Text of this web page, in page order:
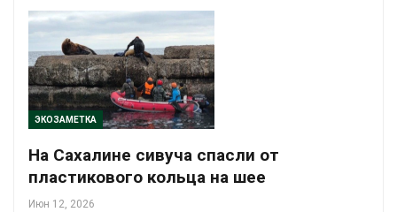
ЭКОЗАМЕТКА
На Сахалине сивуча спасли от
пластикового кольца на шее
Июн 12, 2026